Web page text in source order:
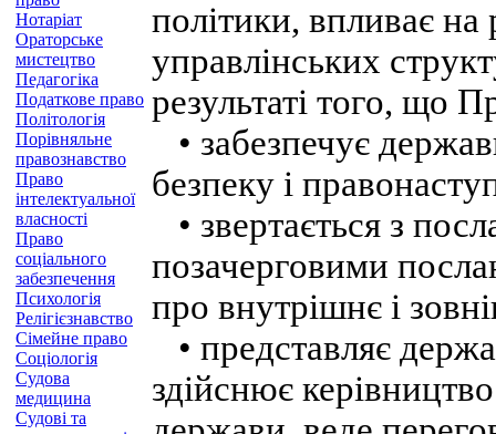
Нотаріат
Ораторське
мистецтво
Педагогіка
Податкове право
Політологія
Порівняльне
правознавство
Право
інтелектуальної
власності
Право
соціального
забезпечення
Психологія
Релігієзнавство
Сімейне право
Соціологія
Судова
медицина
Судові та
політики, впливає на
управлінських
результаті того, що
• забезпечує
безпеку і
• звертається з
позачерговими
про внутрішнє і
• представляє
здійснює